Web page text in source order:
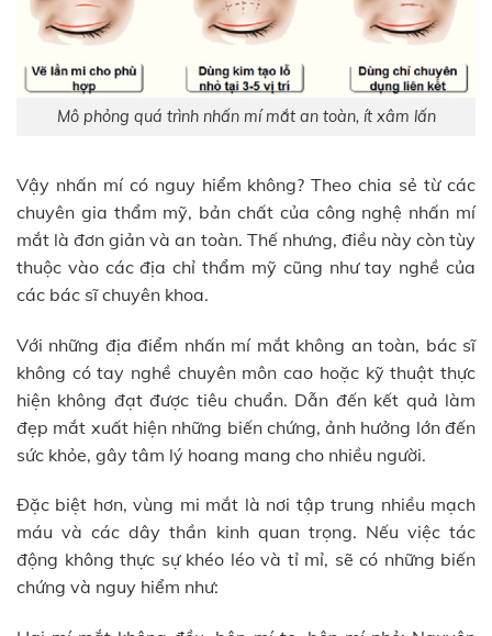
Mô phỏng quá trình nhấn mí mắt an toàn, ít xâm lấn
Vậy nhấn mí có nguy hiểm không? Theo chia sẻ từ các
chuyên gia thẩm mỹ, bản chất của công nghệ nhấn mí
mắt là đơn giản và an toàn. Thế nhưng, điều này còn tùy
thuộc vào các địa chỉ thẩm mỹ cũng như tay nghề của
các bác sĩ chuyên khoa.
Với những địa điểm nhấn mí mắt không an toàn, bác sĩ
không có tay nghề chuyên môn cao hoặc kỹ thuật thực
hiện không đạt được tiêu chuẩn. Dẫn đến kết quả làm
đẹp mắt xuất hiện những biến chứng, ảnh hưởng lớn đến
sức khỏe, gây tâm lý hoang mang cho nhiều người.
Đặc biệt hơn, vùng mi mắt là nơi tập trung nhiều mạch
máu và các dây thần kinh quan trọng. Nếu việc tác
động không thực sự khéo léo và tỉ mỉ, sẽ có những biến
chứng và nguy hiểm như: